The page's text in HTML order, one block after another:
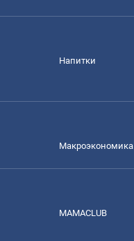
Напитки
Mакроэкономика
MAMACLUB